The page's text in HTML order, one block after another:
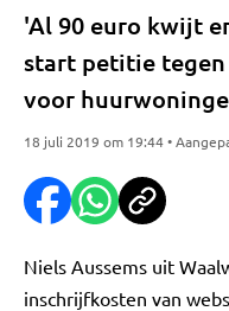
'Al 90 euro kwijt
start petitie tegen
voor
18 juli 2019 om 19:44 •
Niels Aussems uit
inschrijfkosten van